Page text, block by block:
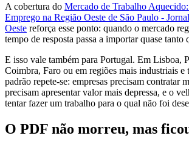
A cobertura do Mercado de Trabalho
Emprego na Região Oeste de São Paulo -
Oeste reforça esse ponto: quando o mercado
tempo de resposta passa a importar quase tanto
E isso vale também para Portugal. Em Lisboa,
Coimbra, Faro ou em regiões mais industriais e
padrão repete-se: empresas precisam contratar
precisam apresentar valor mais depressa, e o
tentar fazer um trabalho para o qual não foi
O PDF não morreu, mas